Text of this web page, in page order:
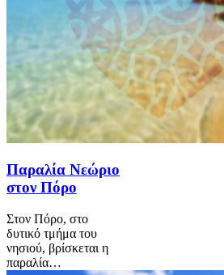
Παραλία Νεώριο
στον Πόρο
Στον Πόρο, στο
δυτικό τμήμα του
νησιού, βρίσκεται η
παραλία…